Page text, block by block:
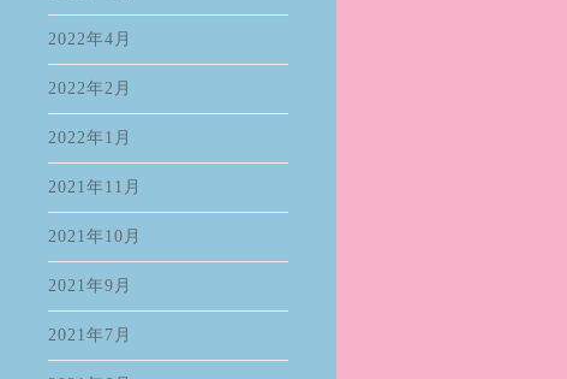
2022年4月
2022年2月
2022年1月
2021年11月
2021年10月
2021年9月
2021年7月